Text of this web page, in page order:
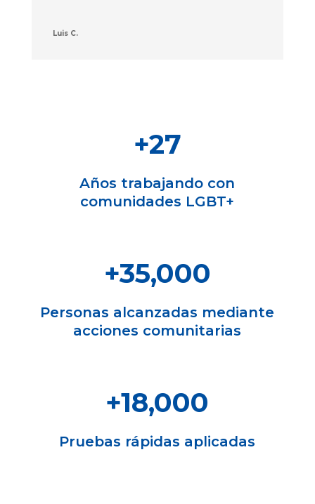
Luis C.
+27
Años trabajando con
comunidades LGBT+
+35,000
Personas alcanzadas mediante
acciones comunitarias
+18,000
Pruebas rápidas aplicadas